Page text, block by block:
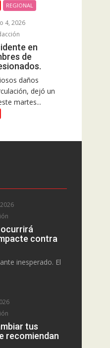
REGIONAL
4, 2026
en
de
daños
dejó un
martes...
ocurrirá
contra
inesperado. El
tus
recomiendan